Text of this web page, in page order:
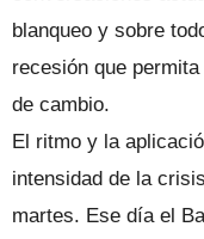
blanqueo y sobre
recesión que
de cambio.
El ritmo y la
intensidad de la
martes. Ese día el